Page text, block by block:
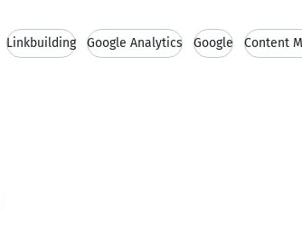
Linkbuilding Google Analytics Google Content